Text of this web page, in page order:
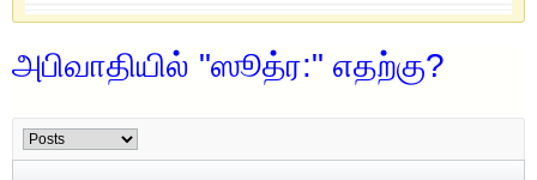
அபிவாதியில் "ஸூத்ர:" எதற்கு?